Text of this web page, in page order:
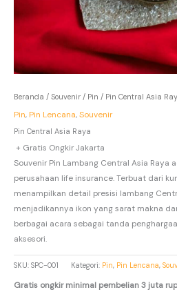
Beranda / Souvenir / Pin / Pin Central Asia
Pin, Pin Lencana,Souvenir
Pin Central Asia Raya
+ Gratis Ongkir Jakarta
Souvenir Pin Lambang Central Asia Raya
perusahaan life insurance. Terbuat dari
menampilkan detail presisi lambang
menjadikannya ikon yang sarat makna
berbagai acara sebagai tanda
aksesori.
SKU: SPC-001 Kategori: Pin, Pin Lencana,
Gratis ongkir minimal pembelian 3 juta